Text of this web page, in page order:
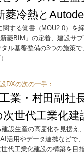
菱冷熱と
する覚書（MOU2.0）を
菱BIM」の定着、建設サ
ル基盤整備の3つの施策
DXの次の一手：
業・村田副社
世代工業化建
設生産の高度化を見据え
活用やデータ連携などで
代工業化建設の構築を目